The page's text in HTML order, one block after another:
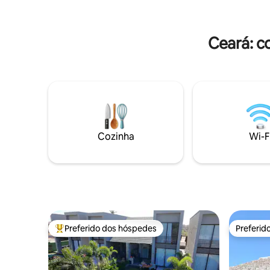
Ceará:
Cozinha Wi-
Entre os melhores preferidos dos hóspedes
Preferido dos hóspedes